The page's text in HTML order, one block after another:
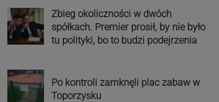
Zbieg okoliczności w dwóch
spółkach. Premier prosił, by nie było
tu polityki, bo to budzi podejrzenia
Po kontroli zamknęli plac zabaw w
Toporzysku